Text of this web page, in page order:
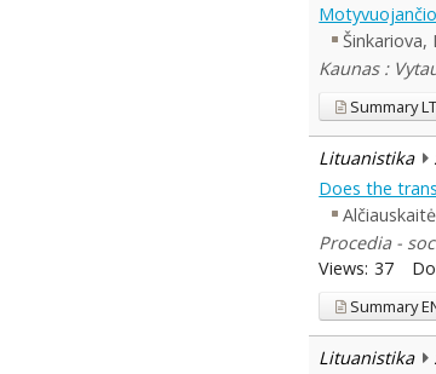
Šinkariova,
Kaunas :
SummaryLT
Lituanistika
Does the
Procedia -
Views: 37
Summary
Lituanistika